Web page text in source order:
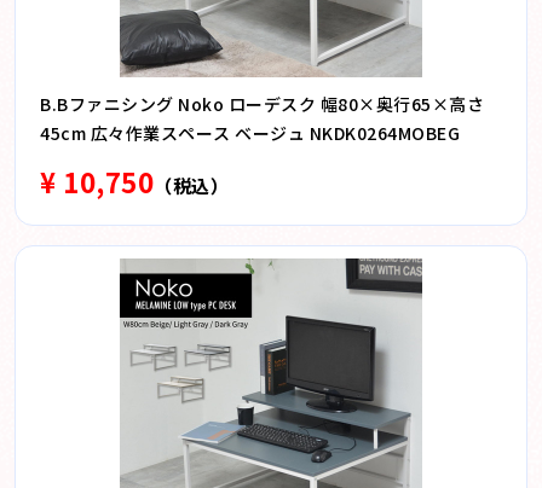
B.Bファニシング Noko ローデスク 幅80×奥行65×高さ
45cm 広々作業スペース ベージュ NKDK0264MOBEG
¥ 10,750 （税込）